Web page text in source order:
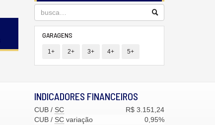
GARAGENS
1+ 2+ 3+ 4+ 5+
INDICADORES FINANCEIROS
CUB / SC
R$ 3.151,24
CUB / SCvariação
0,95%